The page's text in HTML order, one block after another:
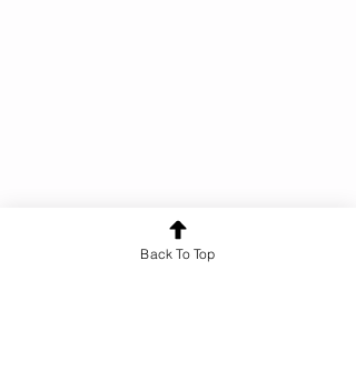
Back To Top